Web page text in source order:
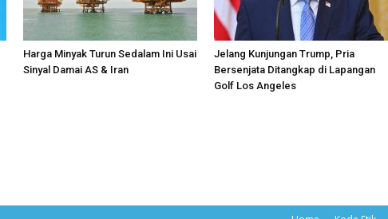
Harga Minyak Turun Sedalam Ini Usai
Sinyal Damai AS & Iran
Jelang Kunjungan Trump, Pria
Bersenjata Ditangkap di Lapangan
Golf Los Angeles